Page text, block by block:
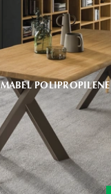
MABEL POLIPROPILENE